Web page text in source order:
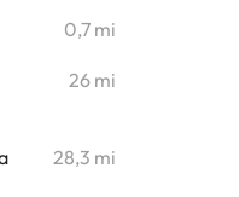
0,7 mi
26 mi
28,3 mi